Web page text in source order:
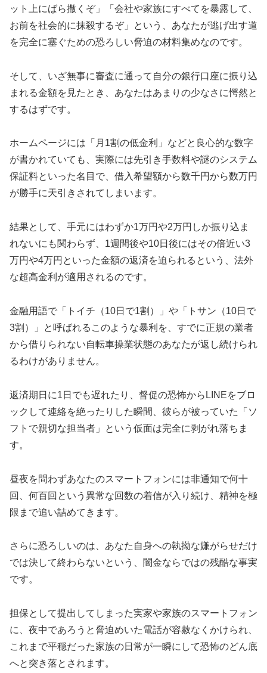
ット上にばら撒くぞ」「会社や家族にすべてを暴露して、
お前を社会的に抹殺するぞ」という、あなたが逃げ出す道
を完全に塞ぐための恐ろしい脅迫の材料集めなのです。
そして、いざ無事に審査に通って自分の銀行口座に振り込
まれる金額を見たとき、あなたはあまりの少なさに愕然と
するはずです。
ホームページには「月1割の低金利」などと良心的な数字
が書かれていても、実際には先引き手数料や謎のシステム
保証料といった名目で、借入希望額から数千円から数万円
が勝手に天引きされてしまいます。
結果として、手元にはわずか1万円や2万円しか振り込ま
れないにも関わらず、1週間後や10日後にはその倍近い3
万円や4万円といった金額の返済を迫られるという、法外
な超高金利が適用されるのです。
金融用語で「トイチ（10日で1割）」や「トサン（10日で
3割）」と呼ばれるこのような暴利を、すでに正規の業者
から借りられない自転車操業状態のあなたが返し続けられ
るわけがありません。
返済期日に1日でも遅れたり、督促の恐怖からLINEをブロ
ックして連絡を絶ったりした瞬間、彼らが被っていた「ソ
フトで親切な担当者」という仮面は完全に剥がれ落ちま
す。
昼夜を問わずあなたのスマートフォンには非通知で何十
回、何百回という異常な回数の着信が入り続け、精神を極
限まで追い詰めてきます。
さらに恐ろしいのは、あなた自身への執拗な嫌がらせだけ
では決して終わらないという、闇金ならではの残酷な事実
です。
担保として提出してしまった実家や家族のスマートフォン
に、夜中であろうと脅迫めいた電話が容赦なくかけられ、
これまで平穏だった家族の日常が一瞬にして恐怖のどん底
へと突き落とされます。